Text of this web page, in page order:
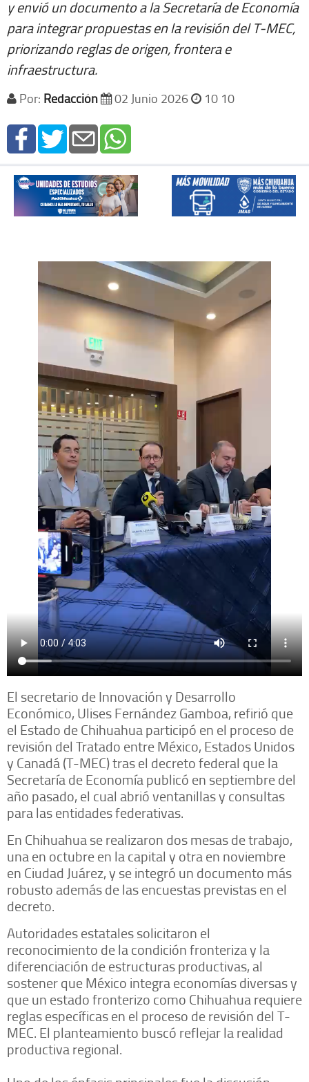
y envió un documento a la Secretaría de Economía
para integrar propuestas en la revisión del T-MEC,
priorizando reglas de origen, frontera e
infraestructura.
Por: Redacción 02 Junio 2026 10 10
El secretario de Innovación y Desarrollo
Económico, Ulises Fernández Gamboa, refirió que
el Estado de Chihuahua participó en el proceso de
revisión del Tratado entre México, Estados Unidos
y Canadá (T-MEC) tras el decreto federal que la
Secretaría de Economía publicó en septiembre del
año pasado, el cual abrió ventanillas y consultas
para las entidades federativas.
En Chihuahua se realizaron dos mesas de trabajo,
una en octubre en la capital y otra en noviembre
en Ciudad Juárez, y se integró un documento más
robusto además de las encuestas previstas en el
decreto.
Autoridades estatales solicitaron el
reconocimiento de la condición fronteriza y la
diferenciación de estructuras productivas, al
sostener que México integra economías diversas y
que un estado fronterizo como Chihuahua requiere
reglas específicas en el proceso de revisión del T-
MEC. El planteamiento buscó reflejar la realidad
productiva regional.